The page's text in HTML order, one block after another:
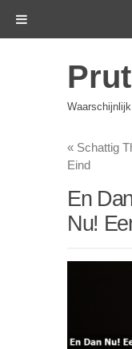
« Schattig
Eind
En
Nu!